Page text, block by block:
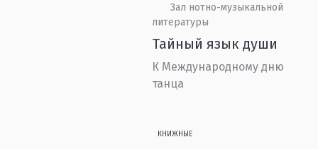
Зал нотно-музыкальной
литературы
Тайный язык души
К Международному дню
танца
КНИЖНЫЕ